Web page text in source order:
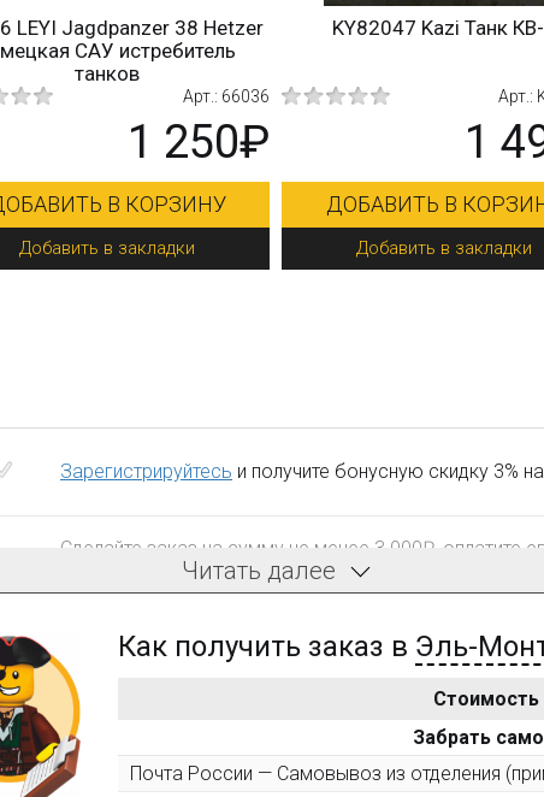
KY82047 Kazi Танк КВ-1
Арт.: KY82047
1 490₽
ДОБАВИТЬ В КОРЗИНУ
Добавить в закладки
KY82042 Kazi Танк M4
1
ДОБАВИТЬ В
Добавить в закладки
Зарегистрируйтесь и получите бонусную скидку 3%
Сделайте заказ на сумму не менее 3 000₽, оплатите
компенсацию доставки.
После того, как сумма Ваших заказов превысит
все повторные заказы - 10%
Читать далее
Как получить заказ в Эль-
Стоимость
Забрать
Почта России — Самовывоз из отделения